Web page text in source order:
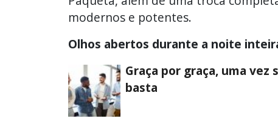
modernos e potentes.
Olhos abertos durante a noite
Graça por graça, uma vez
basta